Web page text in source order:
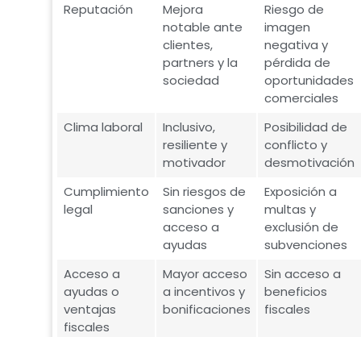
Reputación
Mejora
notable ante
clientes,
partners y la
sociedad
Riesgo de
imagen
negativa y
pérdida de
oportunidades
comerciales
Clima laboral
Inclusivo,
resiliente y
motivador
Posibilidad de
conflicto y
desmotivación
Cumplimiento
legal
Sin riesgos de
sanciones y
acceso a
ayudas
Exposición a
multas y
exclusión de
subvenciones
Acceso a
ayudas o
ventajas
fiscales
Mayor acceso
a incentivos y
bonificaciones
Sin acceso a
beneficios
fiscales